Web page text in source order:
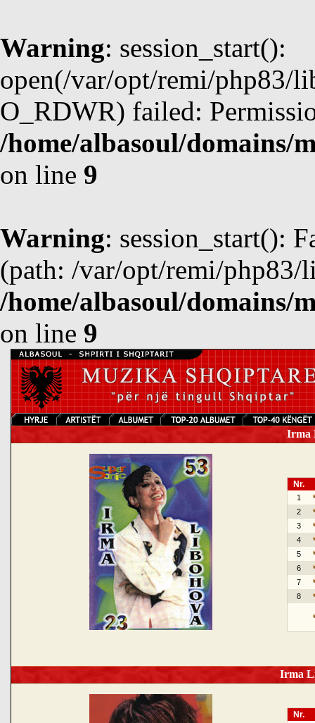
Warning: session_start():
open(/var/opt/remi/php83/
O_RDWR) failed:
/home/albasoul/domains/
on line 9
Warning: session_start():
(path: /var/opt/remi/php83/
/home/albasoul/domains/
on line 9
Irma
Nr.
1
2
3
4
5
6
7
8
Irma
Nr.